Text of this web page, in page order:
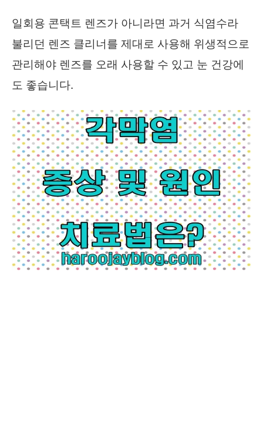
일회용 콘택트 렌즈가 아니라면 과거 식염수라
불리던 렌즈 클리너를 제대로 사용해 위생적으로
관리해야 렌즈를 오래 사용할 수 있고 눈 건강에
도 좋습니다.